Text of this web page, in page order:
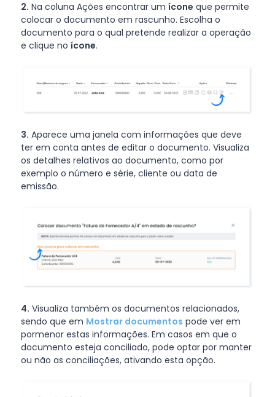
2. Na coluna Ações encontrar um ícone que permite
colocar o documento em rascunho. Escolha o
documento para o qual pretende realizar a operação
e clique no ícone.
3. Aparece uma janela com informações que deve
ter em conta antes de editar o documento. Visualiza
os detalhes relativos ao documento, como por
exemplo o número e série, cliente ou data de
emissão.
4. Visualiza também os documentos relacionados,
sendo que em Mostrar documentos pode ver em
pormenor estas informações. Em casos em que o
documento esteja conciliado, pode optar por manter
ou não as conciliações, ativando esta opção.